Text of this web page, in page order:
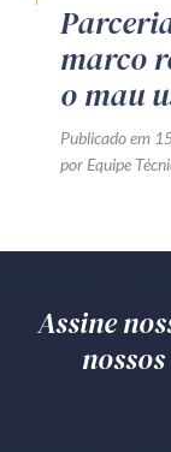
marco
o mau
Publicado em
por Equipe
Assine